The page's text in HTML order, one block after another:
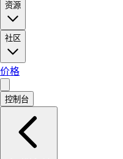
资源
社区
价格
控制台